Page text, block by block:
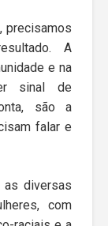
precisamos
A
e na
sinal de
são a
falar e
as diversas
com